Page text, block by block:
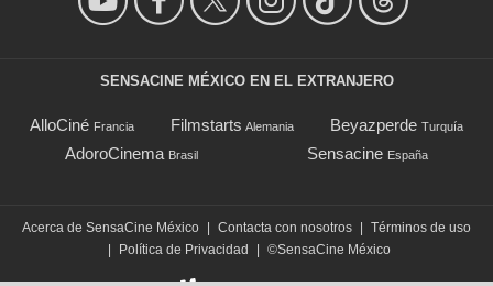
SENSACINE MÉXICO EN EL EXTRANJERO
AlloCiné Francia Filmstarts Alemania Beyazperde Turquía
AdoroCinema Brasil Sensacine España
Acerca de SensaCine México Contacta con nosotros
Términos de uso
Política de Privacidad ©SensaCine México